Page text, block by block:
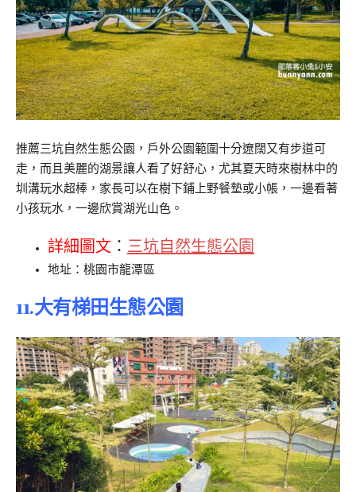
推薦三坑自然生態公園，戶外公園範圍十分遼闊又有步道可
走，而且美麗的湖景讓人看了好舒心，尤其夏天時來樹林中的
圳溝玩水超棒，家長可以在樹下鋪上野餐墊或小帳，一邊看著
小孩玩水，一邊欣賞湖光山色。
詳細圖文 ： 三坑自然生態公園
地址：桃園市龍潭區
11.大有梯田生態公園